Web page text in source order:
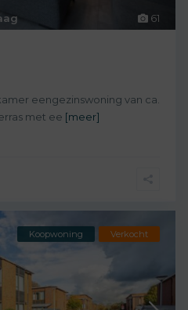
61
eengezinswoning van ca.
met ee [meer]
Koopwoning Verkocht